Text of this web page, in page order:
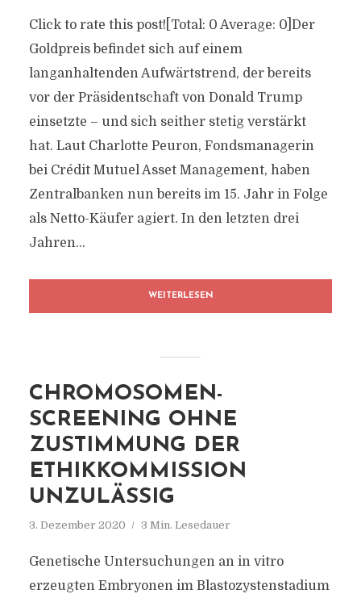
Click to rate this post![Total: 0 Average: 0]Der
Goldpreis befindet sich auf einem
langanhaltenden Aufwärtstrend, der bereits
vor der Präsidentschaft von Donald Trump
einsetzte – und sich seither stetig verstärkt
hat. Laut Charlotte Peuron, Fondsmanagerin
bei Crédit Mutuel Asset Management, haben
Zentralbanken nun bereits im 15. Jahr in Folge
als Netto-Käufer agiert. In den letzten drei
Jahren...
WEITERLESEN
CHROMOSOMEN-
SCREENING OHNE
ZUSTIMMUNG DER
ETHIKKOMMISSION
UNZULÄSSIG
3. Dezember 2020 3 Min. Lesedauer
Genetische Untersuchungen an in vitro
erzeugten Embryonen im Blastozystenstadium